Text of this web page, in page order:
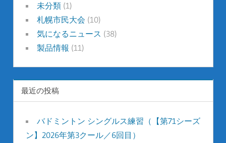
未分類(1)
札幌市民大会 (10)
気になるニュース (38)
製品情報 (11)
最近の投稿
バドミントン シングルス練習（【第71シーズ
ン】2026年第3クール／6回目）